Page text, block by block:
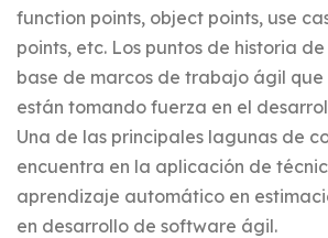
function points, object points, use
points, etc. Los puntos de historia
base de marcos de trabajo ágil
están tomando fuerza en el
Una de las principales lagunas de
encuentra en la aplicación de
aprendizaje automático en
en desarrollo de software ágil.